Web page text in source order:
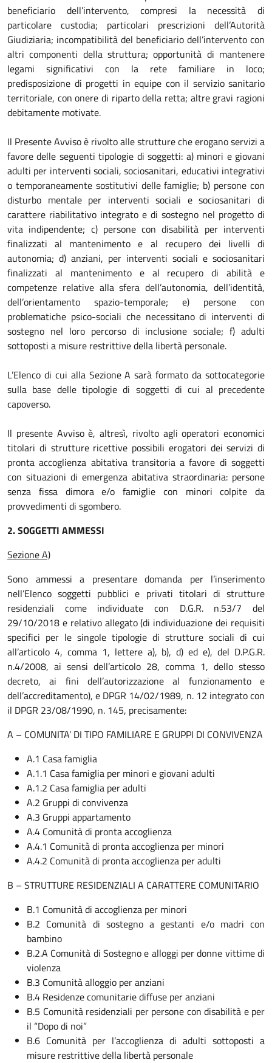
beneficiario dell’intervento, compresi la necessità di
particolare custodia; particolari prescrizioni dell’Autorità
Giudiziaria; incompatibilità del beneficiario dell’intervento con
altri componenti della struttura; opportunità di mantenere
legami significativi con la rete familiare in loco;
predisposizione di progetti in equipe con il servizio sanitario
territoriale, con onere di riparto della retta; altre gravi ragioni
debitamente motivate.
Il Presente Avviso è rivolto alle strutture che erogano servizi a
favore delle seguenti tipologie di soggetti: a) minori e giovani
adulti per interventi sociali, sociosanitari, educativi integrativi
o temporaneamente sostitutivi delle famiglie; b) persone con
disturbo mentale per interventi sociali e sociosanitari di
carattere riabilitativo integrato e di sostegno nel progetto di
vita indipendente; c) persone con disabilità per interventi
finalizzati al mantenimento e al recupero dei livelli di
autonomia; d) anziani, per interventi sociali e sociosanitari
finalizzati al mantenimento e al recupero di abilità e
competenze relative alla sfera dell’autonomia, dell’identità,
dell’orientamento spazio-temporale; e) persone con
problematiche psico-sociali che necessitano di interventi di
sostegno nel loro percorso di inclusione sociale; f) adulti
sottoposti a misure restrittive della libertà personale.
L’Elenco di cui alla Sezione A sarà formato da sottocategorie
sulla base delle tipologie di soggetti di cui al precedente
capoverso.
Il presente Avviso è, altresì, rivolto agli operatori economici
titolari di strutture ricettive possibili erogatori dei servizi di
pronta accoglienza abitativa transitoria a favore di soggetti
con situazioni di emergenza abitativa straordinaria: persone
senza fissa dimora e/o famiglie con minori colpite da
provvedimenti di sgombero.
2. SOGGETTI AMMESSI
Sezione A)
Sono ammessi a presentare domanda per l’inserimento
nell’Elenco soggetti pubblici e privati titolari di strutture
residenziali come individuate con D.G.R. n.53/7 del
29/10/2018 e relativo allegato (di individuazione dei requisiti
specifici per le singole tipologie di strutture sociali di cui
all’articolo 4, comma 1, lettere a), b), d) ed e), del D.P.G.R.
n.4/2008, ai sensi dell’articolo 28, comma 1, dello stesso
decreto, ai fini dell’autorizzazione al funzionamento e
dell’accreditamento), e DPGR 14/02/1989, n. 12 integrato con
il DPGR 23/08/1990, n. 145, precisamente:
A – COMUNITA’ DI TIPO FAMILIARE E GRUPPI DI CONVIVENZA
A.1 Casa famiglia
A.1.1 Casa famiglia per minori e giovani adulti
A.1.2 Casa famiglia per adulti
A.2 Gruppi di convivenza
A.3 Gruppi appartamento
A.4 Comunità di pronta accoglienza
A.4.1 Comunità di pronta accoglienza per minori
A.4.2 Comunità di pronta accoglienza per adulti
B – STRUTTURE RESIDENZIALI A CARATTERE COMUNITARIO
B.1 Comunità di accoglienza per minori
B.2 Comunità di sostegno a gestanti e/o madri con
bambino
B.2.A Comunità di Sostegno e alloggi per donne vittime di
violenza
B.3 Comunità alloggio per anziani
B.4 Residenze comunitarie diffuse per anziani
B.5 Comunità residenziali per persone con disabilità e per
il “Dopo di noi”
B.6 Comunità per l’accoglienza di adulti sottoposti a
misure restrittive della libertà personale